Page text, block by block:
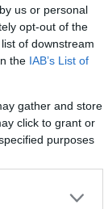
us or personal
opt-out of the
of downstream
the IAB’s List of
gather and store
click to grant or
purposes